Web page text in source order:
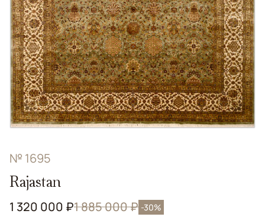
№ 1695
Rajastan
1 320 000 ₽1 885 000 ₽ -30%